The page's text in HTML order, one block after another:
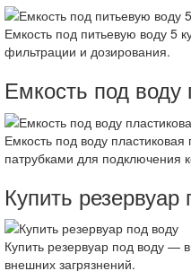
Емкость под питьевую воду 5
фильтрации и дозирования.
Емкость под воду
Емкость под воду
патрубками для подключения
Купить резервуар
Купить резервуар под воду —
внешних загрязнений.